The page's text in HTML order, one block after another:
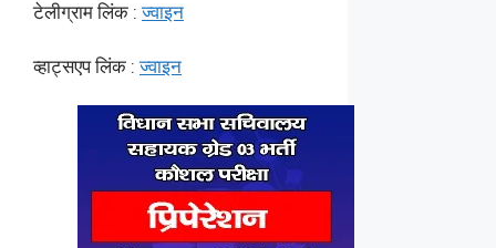
टेलीग्राम लिंक :ज्वाइन
व्हाट्सएप लिंक :ज्वाइन